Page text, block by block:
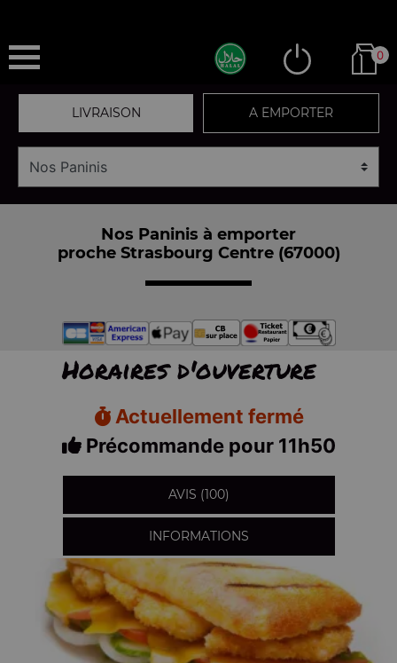
0
LIVRAISON A EMPORTER
Nos Paninis à emporter
proche Strasbourg Centre (67000)
Horaires d'ouverture
Actuellement fermé
Précommande pour 11h50
AVIS (100)
INFORMATIONS